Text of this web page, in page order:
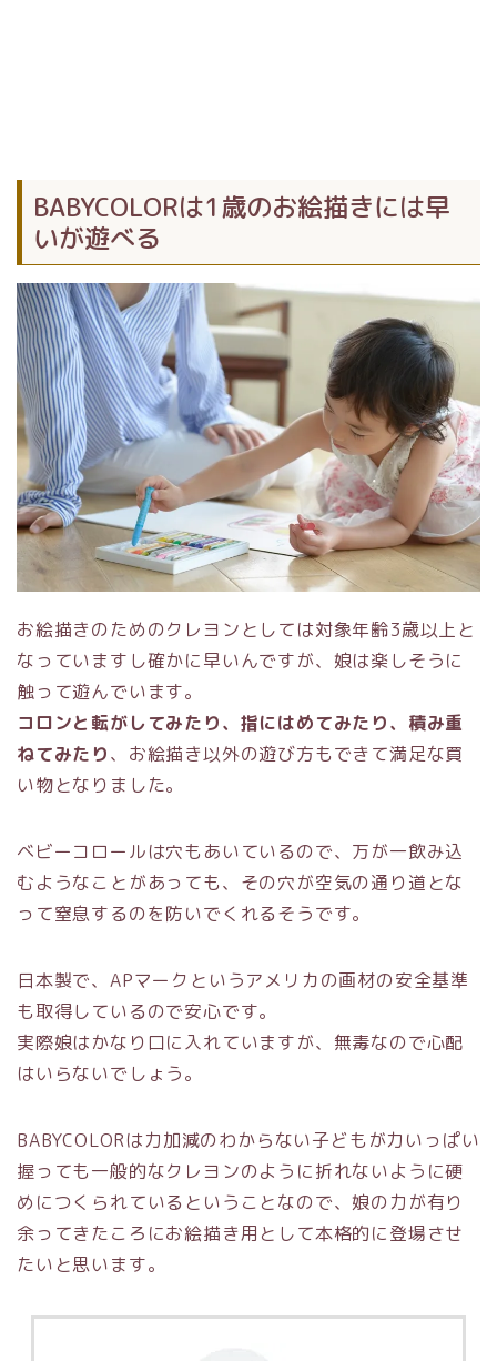
BABYCOLORは1歳のお絵描きには早
いが遊べる
お絵描きのためのクレヨンとしては対象年齢3歳以上と
なっていますし確かに早いんですが、娘は楽しそうに
触って遊んでいます。
コロンと転がしてみたり、指にはめてみたり、積み重
ねてみたり、お絵描き以外の遊び方もできて満足な買
い物となりました。
ベビーコロールは穴もあいているので、万が一飲み込
むようなことがあっても、その穴が空気の通り道とな
って窒息するのを防いでくれるそうです。
日本製で、APマークというアメリカの画材の安全基準
も取得しているので安心です。
実際娘はかなり口に入れていますが、無毒なので心配
はいらないでしょう。
BABYCOLORは力加減のわからない子どもが力いっぱい
握っても一般的なクレヨンのように折れないように硬
めにつくられているということなので、娘の力が有り
余ってきたころにお絵描き用として本格的に登場させ
たいと思います。